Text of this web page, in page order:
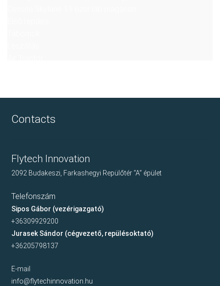
Contacts
Flytech Innovation
2092 Budakeszi, Farkashegyi Repülőtér “A” épület
Telefonszám
Sipos Gábor (vezérigazgató)
+36309929200
Jurasek Sándor (cégvezető, repülésoktató)
+36205798137
E-mail
info@flytechinnovation.hu